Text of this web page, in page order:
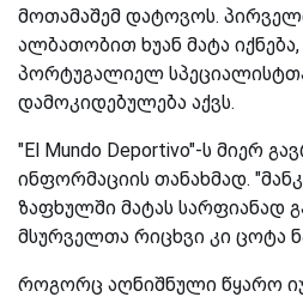
მოთამაშემ დატოვოს.
ალბათობით ხუან მატა
პორტუგალიელ
დამოკიდებულება აქვს.
"El Mundo Deportivo"-ს მიერ
ინფორმაციის თანახმად.
ზაფხულში მატას სარფიანად
მსურველთა რიცხვი კი ცოტა
როგორც აღნიშნული წყარო